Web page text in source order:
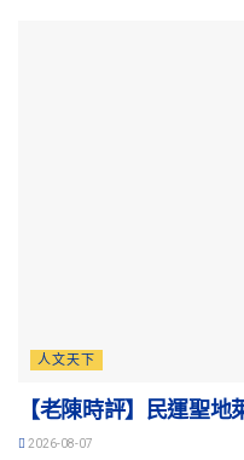
人文天下
【老陳時評】民運聖
2026-08-07